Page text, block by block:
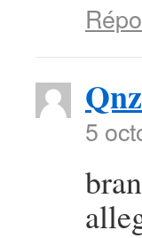
5